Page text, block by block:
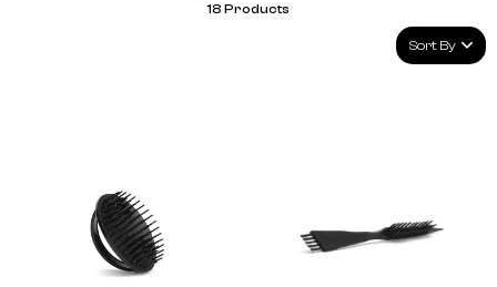
18 Products
Sort By